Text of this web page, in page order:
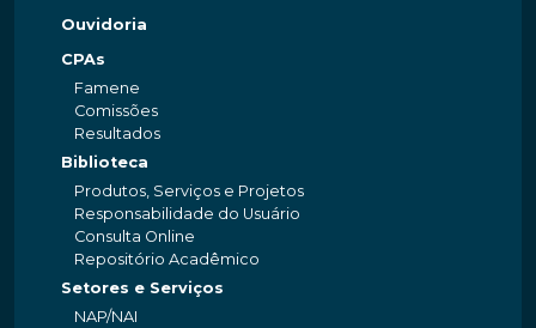
Ouvidoria
CPAs
Famene
Comissões
Resultados
Biblioteca
Produtos, Serviços e Projetos
Responsabilidade do Usuário
Consulta Online
Repositório Acadêmico
Setores e Serviços
NAP/NAI